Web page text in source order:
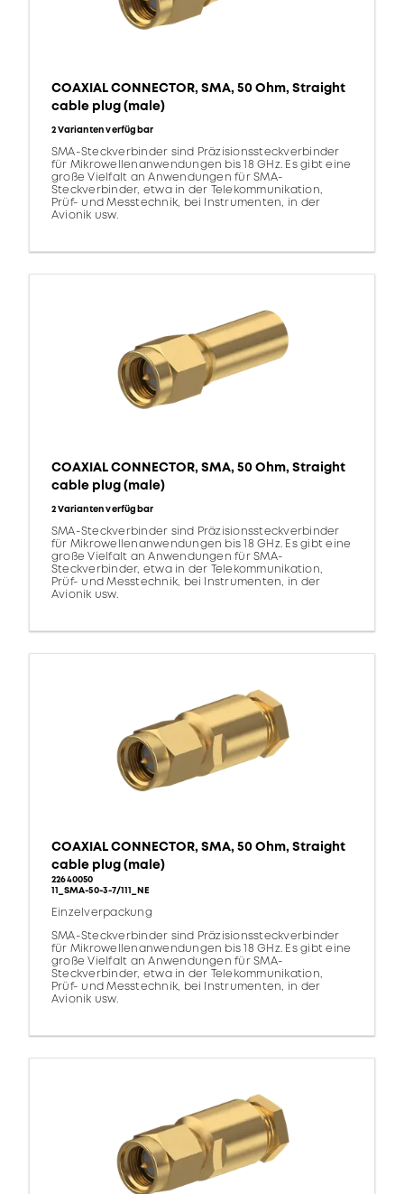
COAXIAL CONNECTOR, SMA, 50 Ohm, Straight
cable plug (male)
2 Varianten verfügbar
SMA-Steckverbinder sind Präzisionssteckverbinder
für Mikrowellenanwendungen bis 18 GHz. Es gibt eine
große Vielfalt an Anwendungen für SMA-
Steckverbinder, etwa in der Telekommunikation,
Prüf- und Messtechnik, bei Instrumenten, in der
Avionik usw.
COAXIAL CONNECTOR, SMA, 50 Ohm, Straight
cable plug (male)
2 Varianten verfügbar
SMA-Steckverbinder sind Präzisionssteckverbinder
für Mikrowellenanwendungen bis 18 GHz. Es gibt eine
große Vielfalt an Anwendungen für SMA-
Steckverbinder, etwa in der Telekommunikation,
Prüf- und Messtechnik, bei Instrumenten, in der
Avionik usw.
COAXIAL CONNECTOR, SMA, 50 Ohm, Straight
cable plug (male)
22640050
11_SMA-50-3-7/111_NE
Einzelverpackung
SMA-Steckverbinder sind Präzisionssteckverbinder
für Mikrowellenanwendungen bis 18 GHz. Es gibt eine
große Vielfalt an Anwendungen für SMA-
Steckverbinder, etwa in der Telekommunikation,
Prüf- und Messtechnik, bei Instrumenten, in der
Avionik usw.